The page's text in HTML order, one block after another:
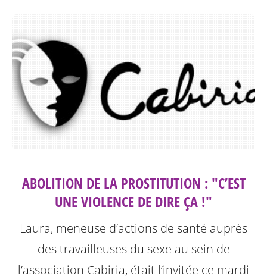
ABOLITION DE LA PROSTITUTION : "C’EST
UNE VIOLENCE DE DIRE ÇA !"
Laura, meneuse d’actions de santé auprès
des travailleuses du sexe au sein de
l’association Cabiria, était l’invitée ce mardi